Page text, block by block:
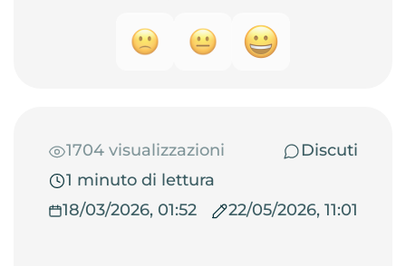
1704 visualizzazioni
Discuti
1 minuto di lettura
18/03/2026, 01:52
22/05/2026, 11:01